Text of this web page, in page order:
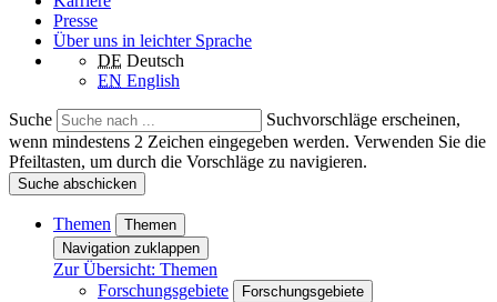
Presse
Über uns in leichter Sprache
DE Deutsch
EN English
Suche
Suchvorschläge erscheinen,
wenn mindestens 2 Zeichen eingegeben werden. Verwenden Sie die
Pfeiltasten, um durch die Vorschläge zu navigieren.
Suche abschicken
Themen
Themen
Navigation zuklappen
Zur Übersicht: Themen
Forschungsgebiete
Forschungsgebiete